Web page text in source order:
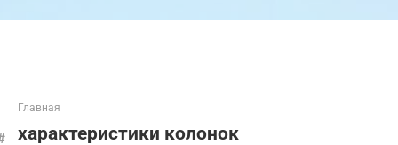
Главная
характеристики колонок